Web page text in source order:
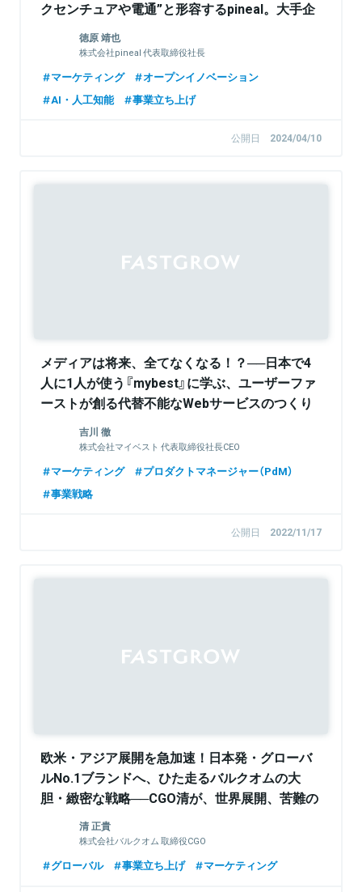
クセンチュアや電通”と形容するpineal。大手企
業の基幹戦略を内側から変革するマーケティン
グ術とは
徳原 靖也
株式会社pineal 代表取締役社長
マーケティング
オープンイノベーション
AI・人工知能
事業立ち上げ
公開日 2024/04/10
メディアは将来、全てなくなる！？──日本で4
人に1人が使う『mybest』に学ぶ、ユーザーファ
ーストが創る代替不能なWebサービスのつくり
吉川 徹
株式会社マイベスト 代表取締役社長CEO
マーケティング
プロダクトマネージャー（PdM）
事業戦略
公開日 2022/11/17
欧米・アジア展開を急加速！日本発・グローバ
ルNo.1ブランドへ、ひた走るバルクオムの大
胆・緻密な戦略──CGO清が、世界展開、苦難の
歴史とローカライズ手法を語る
清 正貴
株式会社バルクオム 取締役CGO
グローバル 事業立ち上げ マーケティング